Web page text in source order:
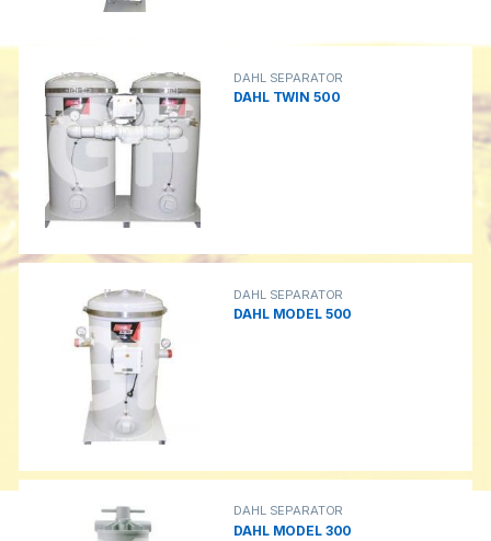
DAHL SEPARATOR
DAHL TWIN 500
DAHL SEPARATOR
DAHL MODEL 500
DAHL SEPARATOR
DAHL MODEL 300